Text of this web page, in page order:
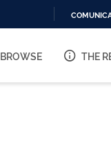
O
BROWSE THE